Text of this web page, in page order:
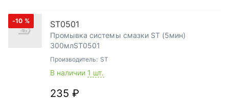
-10 % ST0501
Промывка системы смазки ST (5мин)
300млST0501
Производитель: ST
В наличии 1 шт.
235 ₽